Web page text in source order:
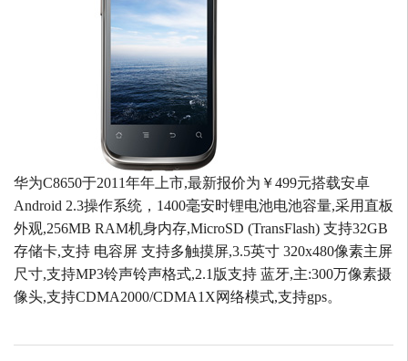
华为C8650于2011年年上市,最新报价为￥499元搭载安卓
Android 2.3操作系统，1400毫安时锂电池电池容量,采用直板
外观,256MB RAM机身内存,MicroSD (TransFlash) 支持32GB
存储卡,支持 电容屏 支持多触摸屏,3.5英寸 320x480像素主屏
尺寸,支持MP3铃声铃声格式,2.1版支持 蓝牙,主:300万像素摄
像头,支持CDMA2000/CDMA1X网络模式,支持gps。